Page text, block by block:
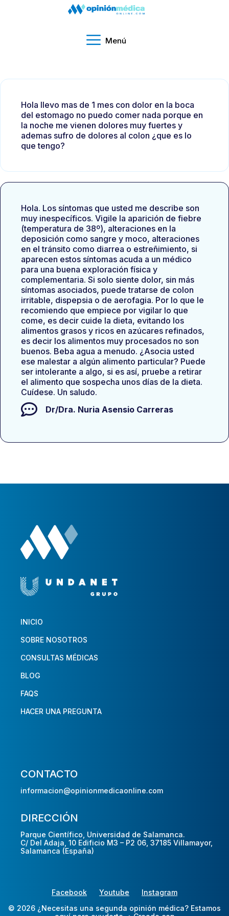
Menú
Hola llevo mas de 1 mes con dolor en la boca
del estomago no puedo comer nada porque en
la noche me vienen dolores muy fuertes y
ademas sufro de dolores al colon ¿que es lo
que tengo?
Hola. Los síntomas que usted me describe son
muy inespecíficos. Vigile la aparición de fiebre
(temperatura de 38º), alteraciones en la
deposición como sangre y moco, alteraciones
en el tránsito como diarrea o estreñimiento, si
aparecen estos síntomas acuda a un médico
para una buena exploración física y
complementaria. Si solo siente dolor, sin más
síntomas asociados, puede tratarse de colon
irritable, dispepsia o de aerofagia. Por lo que le
recomiendo que empiece por vigilar lo que
come, es decir cuide la dieta, evitando los
alimentos grasos y ricos en azúcares refinados,
es decir los alimentos muy procesados no son
buenos. Beba agua a menudo. ¿Asocia usted
ese malestar a algún alimento particular? Puede
ser intolerante a algo, si es así, pruebe a retirar
el alimento que sospecha unos días de la dieta.
Cuídese. Un saludo.
Dr/Dra. Nuria Asensio Carreras
INICIO
SOBRE NOSOTROS
CONSULTAS MÉDICAS
BLOG
FAQS
HACER UNA PREGUNTA
CONTACTO
informacion@opinionmedicaonline.com
DIRECCIÓN
Parque Científico, Universidad de Salamanca.
C/ Del Adaja, 10 Edificio M3 – P2 06, 37185 Villamayor,
Salamanca (España)
Facebook Youtube
Instagram
© 2026 ¿Necesitas una segunda opinión médica? Estamos